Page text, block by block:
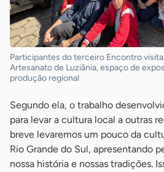
Participantes do terceiro Encontro
Artesanato de Luziânia, espaço de
produção regional
Segundo ela, o trabalho
para levar a cultura local a outras
breve levaremos um pouco da
Rio Grande do Sul, apresentando
nossa história e nossas tradições.